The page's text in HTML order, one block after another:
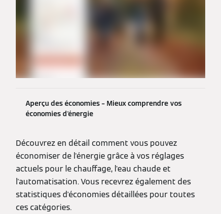
Aperçu des économies – Mieux comprendre vos
économies d'énergie
Découvrez en détail comment vous pouvez
économiser de l'énergie grâce à vos réglages
actuels pour le chauffage, l'eau chaude et
l'automatisation. Vous recevrez également des
statistiques d'économies détaillées pour toutes
ces catégories.